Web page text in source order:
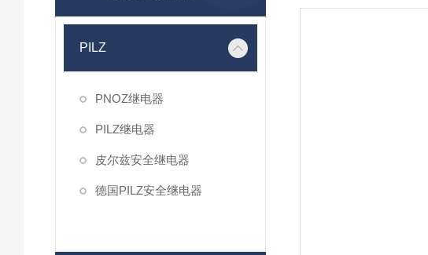
PILZ
PNOZ继电器
PILZ继电器
皮尔兹安全继电器
德国PILZ安全继电器